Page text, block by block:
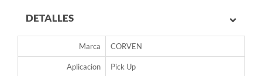
DETALLES
Marca CORVEN
Aplicacion Pick Up